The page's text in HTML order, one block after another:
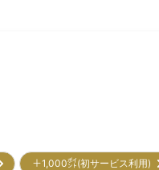
＋1,000㌽(初サービス利用)